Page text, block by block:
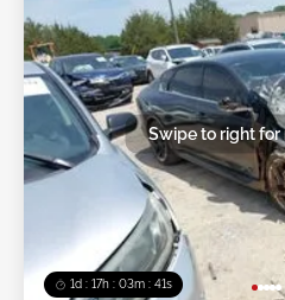
1d : 17h : 03m : 38s
Swipe to right for